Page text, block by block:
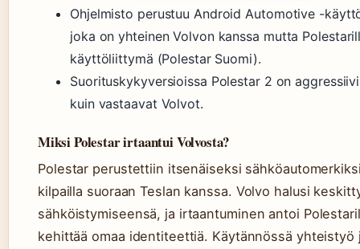
Ohjelmisto perustuu Android Automotive -
joka on yhteinen Volvon kanssa mutta
käyttöliittymä (Polestar Suomi).
Suorituskykyversioissa Polestar 2 on
kuin vastaavat Volvot.
Miksi Polestar irtaantui Volvosta?
Polestar perustettiin itsenäiseksi
kilpailla suoraan Teslan kanssa. Volvo halusi
sähköistymiseensä, ja irtaantuminen antoi
kehittää omaa identiteettiä. Käytännössä yhteistyö